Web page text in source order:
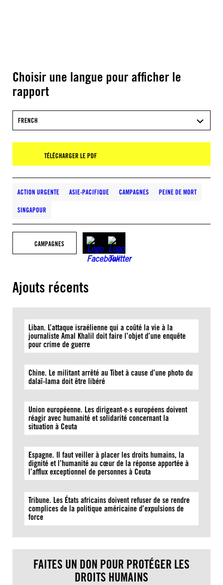
Choisir une langue pour afficher le
rapport
FRENCH
TÉLÉCHARGER LE PDF
ACTION URGENTE ASIE-PACIFIQUE CAMPAGNES PEINE DE MORT
SINGAPOUR
CAMPAGNES
Ajouts récents
Liban. L’attaque israélienne qui a coûté la vie à la
journaliste Amal Khalil doit faire l’objet d’une enquête
pour crime de guerre
Chine. Le militant arrêté au Tibet à cause d’une photo du
dalaï-lama doit être libéré
Union européenne. Les dirigeant·e·s européens doivent
réagir avec humanité et solidarité concernant la
situation à Ceuta
Espagne. Il faut veiller à placer les droits humains, la
dignité et l’humanité au cœur de la réponse apportée à
l’afflux exceptionnel de personnes à Ceuta
Tribune. Les États africains doivent refuser de se rendre
complices de la politique américaine d’expulsions de
force
FAITES UN DON POUR PROTÉGER LES
DROITS HUMAINS